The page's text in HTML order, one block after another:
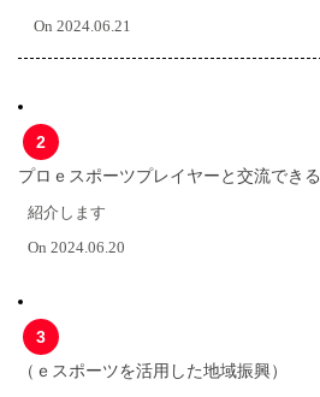
On 2024.06.21
2
プロｅスポーツプレイヤーと交流できる
紹介します
On 2024.06.20
3
（ｅスポーツを活用した地域振興）